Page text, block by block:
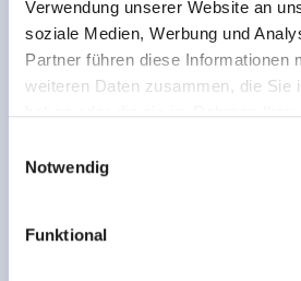
Verwendung unserer Website an
soziale Medien, Werbung und
Partner führen diese Informationen
weiteren Daten zusammen, die Sie
haben oder die sie im Rahmen
Rohr 23// A-6280 Zell am Ziller
Notwendig
Funktional